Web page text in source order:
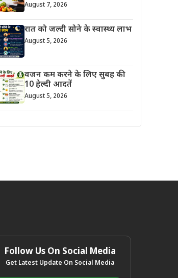
August 7, 2026
रात को जल्दी सोने के स्वास्थ्य लाभ
August 5, 2026
वजन कम करने के लिए सुबह की
10 हेल्दी आदतें
August 5, 2026
Follow Us On Social Media
Get Latest Update On Social Media